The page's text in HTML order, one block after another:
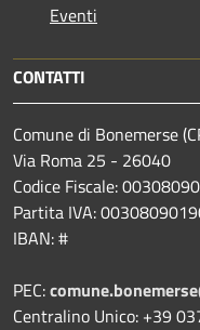
Eventi
CONTATTI
Comune di Bonemerse
Via Roma 25 - 26040
Codice Fiscale:
Partita IVA:
IBAN: #
PEC:
Centralino Unico: +39